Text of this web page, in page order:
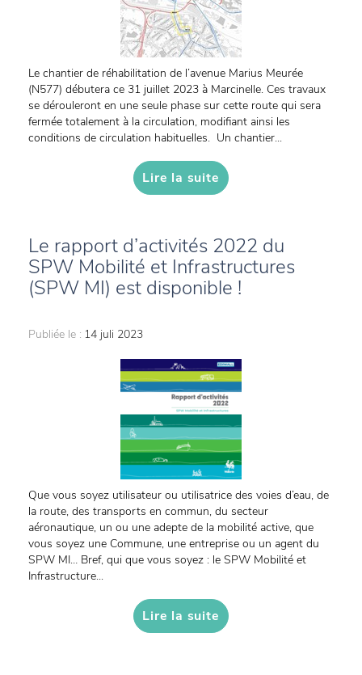
Le chantier de réhabilitation de l’avenue Marius Meurée
(N577) débutera ce 31 juillet 2023 à Marcinelle. Ces travaux
se dérouleront en une seule phase sur cette route qui sera
fermée totalement à la circulation, modifiant ainsi les
conditions de circulation habituelles. Un chantier...
Lire la suite
Le rapport d’activités 2022 du
SPW Mobilité et Infrastructures
(SPW MI) est disponible !
Publiée le : 14 juli 2023
Que vous soyez utilisateur ou utilisatrice des voies d’eau, de
la route, des transports en commun, du secteur
aéronautique, un ou une adepte de la mobilité active, que
vous soyez une Commune, une entreprise ou un agent du
SPW MI… Bref, qui que vous soyez : le SPW Mobilité et
Infrastructure...
Lire la suite